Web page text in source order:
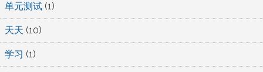
单元测试 (1)
天天 (10)
学习 (1)